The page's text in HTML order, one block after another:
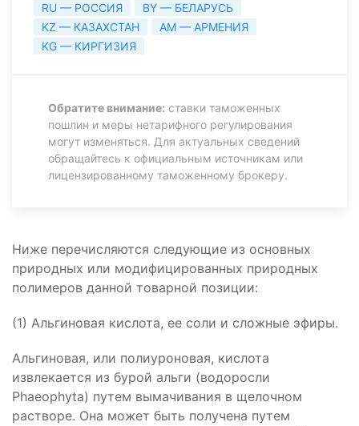
RU — РОССИЯ
BY — БЕЛАРУСЬ
KZ — КАЗАХСТАН
AM — АРМЕНИЯ
KG — КИРГИЗИЯ
Обратите внимание: ставки таможенных
пошлин и меры нетарифного регулирования
могут изменяться. Для актуальных сведений
обращайтесь к официальным источникам или
лицензированному таможенному брокеру.
Ниже перечисляются следующие из основных
природных или модифицированных природных
полимеров данной товарной позиции:
(1) Альгиновая кислота, ее соли и сложные эфиры.
Альгиновая, или полиуроновая, кислота
извлекается из бурой альги (водоросли
Phaeophyta) путем вымачивания в щелочном
растворе. Она может быть получена путем